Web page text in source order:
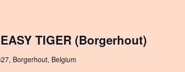
TIGER (Borgerhout)
Borgerhout, Belgium